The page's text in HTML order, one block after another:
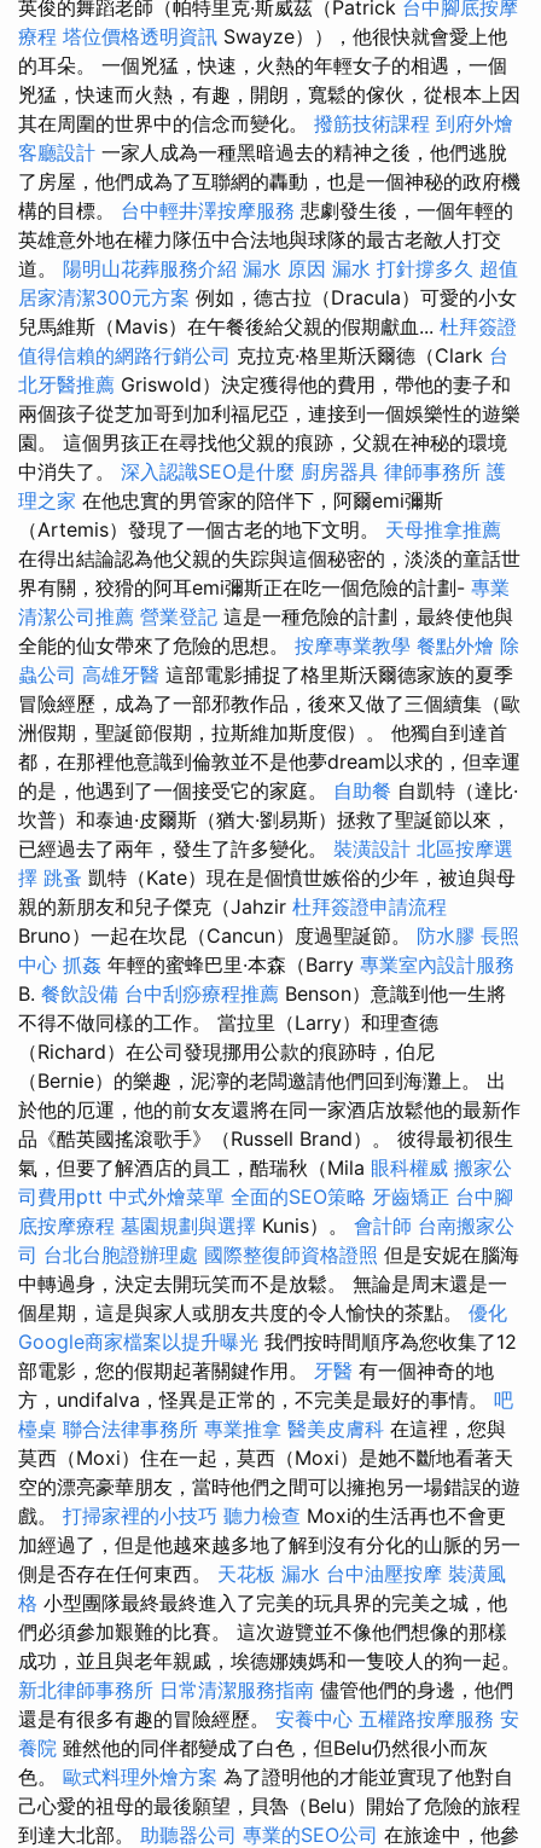
英俊的舞蹈老師（帕特里克·斯威茲（Patrick 台中腳底按摩
療程 塔位價格透明資訊 Swayze）），他很快就會愛上他
的耳朵。 一個兇猛，快速，火熱的年輕女子的相遇，一個
兇猛，快速而火熱，有趣，開朗，寬鬆的傢伙，從根本上因
其在周圍的世界中的信念而變化。 撥筋技術課程 到府外燴
客廳設計 一家人成為一種黑暗過去的精神之後，他們逃脫
了房屋，他們成為了互聯網的轟動，也是一個神秘的政府機
構的目標。 台中輕井澤按摩服務 悲劇發生後，一個年輕的
英雄意外地在權力隊伍中合法地與球隊的最古老敵人打交
道。 陽明山花葬服務介紹 漏水 原因 漏水 打針撐多久 超值
居家清潔300元方案 例如，德古拉（Dracula）可愛的小女
兒馬維斯（Mavis）在午餐後給父親的假期獻血... 杜拜簽證
值得信賴的網路行銷公司 克拉克·格里斯沃爾德（Clark 台
北牙醫推薦 Griswold）決定獲得他的費用，帶他的妻子和
兩個孩子從芝加哥到加利福尼亞，連接到一個娛樂性的遊樂
園。 這個男孩正在尋找他父親的痕跡，父親在神秘的環境
中消失了。 深入認識SEO是什麼 廚房器具 律師事務所 護
理之家 在他忠實的男管家的陪伴下，阿爾emi彌斯
（Artemis）發現了一個古老的地下文明。 天母推拿推薦
在得出結論認為他父親的失踪與這個秘密的，淡淡的童話世
界有關，狡猾的阿耳emi彌斯正在吃一個危險的計劃- 專業
清潔公司推薦 營業登記 這是一種危險的計劃，最終使他與
全能的仙女帶來了危險的思想。 按摩專業教學 餐點外燴 除
蟲公司 高雄牙醫 這部電影捕捉了格里斯沃爾德家族的夏季
冒險經歷，成為了一部邪教作品，後來又做了三個續集（歐
洲假期，聖誕節假期，拉斯維加斯度假）。 他獨自到達首
都，在那裡他意識到倫敦並不是他夢dream以求的，但幸運
的是，他遇到了一個接受它的家庭。 自助餐 自凱特（達比·
坎普）和泰迪·皮爾斯（猶大·劉易斯）拯救了聖誕節以來，
已經過去了兩年，發生了許多變化。 裝潢設計 北區按摩選
擇 跳蚤 凱特（Kate）現在是個憤世嫉俗的少年，被迫與母
親的新朋友和兒子傑克（Jahzir 杜拜簽證申請流程
Bruno）一起在坎昆（Cancun）度過聖誕節。 防水膠 長照
中心 抓姦 年輕的蜜蜂巴里·本森（Barry 專業室內設計服務
B. 餐飲設備 台中刮痧療程推薦 Benson）意識到他一生將
不得不做同樣的工作。 當拉里（Larry）和理查德
（Richard）在公司發現挪用公款的痕跡時，伯尼
（Bernie）的樂趣，泥濘的老闆邀請他們回到海灘上。 出
於他的厄運，他的前女友還將在同一家酒店放鬆他的最新作
品《酷英國搖滾歌手》（Russell Brand）。 彼得最初很生
氣，但要了解酒店的員工，酷瑞秋（Mila 眼科權威 搬家公
司費用ptt 中式外燴菜單 全面的SEO策略 牙齒矯正 台中腳
底按摩療程 墓園規劃與選擇 Kunis）。 會計師 台南搬家公
司 台北台胞證辦理處 國際整復師資格證照 但是安妮在腦海
中轉過身，決定去開玩笑而不是放鬆。 無論是周末還是一
個星期，這是與家人或朋友共度的令人愉快的茶點。 優化
Google商家檔案以提升曝光 我們按時間順序為您收集了12
部電影，您的假期起著關鍵作用。 牙醫 有一個神奇的地
方，undifalva，怪異是正常的，不完美是最好的事情。 吧
檯桌 聯合法律事務所 專業推拿 醫美皮膚科 在這裡，您與
莫西（Moxi）住在一起，莫西（Moxi）是她不斷地看著天
空的漂亮豪華朋友，當時他們之間可以擁抱另一場錯誤的遊
戲。 打掃家裡的小技巧 聽力檢查 Moxi的生活再也不會更
加經過了，但是他越來越多地了解到沒有分化的山脈的另一
側是否存在任何東西。 天花板 漏水 台中油壓按摩 裝潢風
格 小型團隊最終最終進入了完美的玩具界的完美之城，他
們必須參加艱難的比賽。 這次遊覽並不像他們想像的那樣
成功，並且與老年親戚，埃德娜姨媽和一隻咬人的狗一起。
新北律師事務所 日常清潔服務指南 儘管他們的身邊，他們
還是有很多有趣的冒險經歷。 安養中心 五權路按摩服務 安
養院 雖然他的同伴都變成了白色，但Belu仍然很小而灰
色。 歐式料理外燴方案 為了證明他的才能並實現了他對自
己心愛的祖母的最後願望，貝魯（Belu）開始了危險的旅程
到達大北部。 助聽器公司 專業的SEO公司 在旅途中，他參